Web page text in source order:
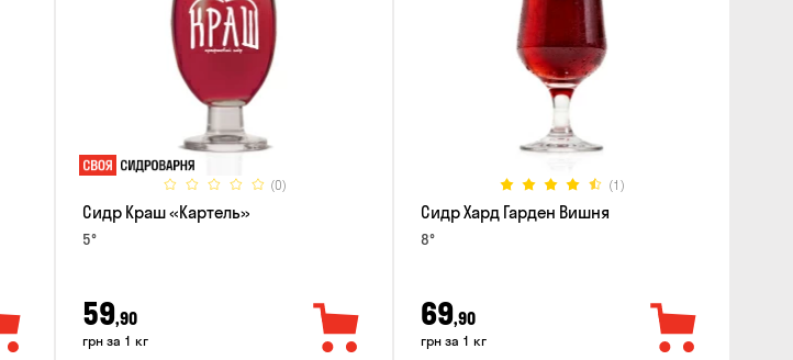
(0)
Сидр Краш «Картель»
5°
59,90
грн за 1 кг
(1)
Сидр Хард Гарден Вишня
8°
69,90
грн за 1 кг